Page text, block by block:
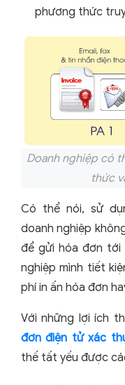
phương thức
Doanh nghiệp có
thức
Có thể nói, sử
doanh nghiệp
để gửi hóa đơn tới
nghiệp mình tiết
phí in ấn hóa đơn
Với những lợi ích
đơn điện tử xác
thế tất yếu được